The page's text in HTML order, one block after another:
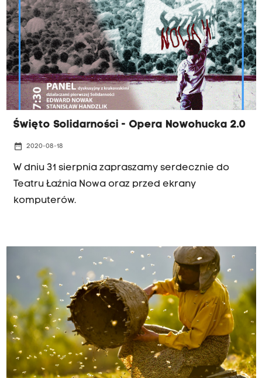
Święto Solidarności - Opera Nowohucka 2.0
date_range 2020-08-18
W dniu 31 sierpnia zapraszamy serdecznie do
Teatru Łaźnia Nowa oraz przed ekrany
komputerów.